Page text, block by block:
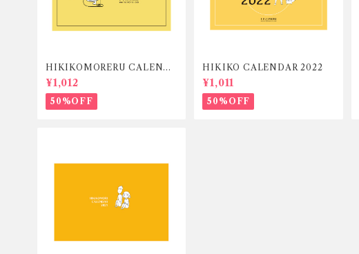
HIKIKOMORERU CALENDA
R 2023
¥1,012
50%OFF
HIKIKO CALENDAR 2022
¥1,011
50%OFF